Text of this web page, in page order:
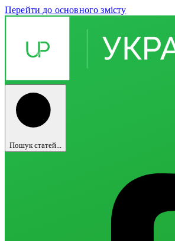
Перейти до основного змісту
Пошук статей...